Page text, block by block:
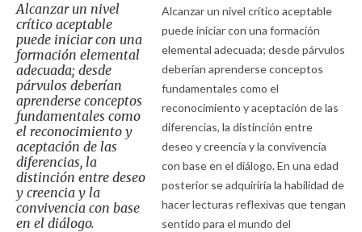
Alcanzar un nivel
crítico aceptable
puede iniciar con una
formación elemental
adecuada; desde
párvulos deberían
aprenderse conceptos
fundamentales como
el reconocimiento y
aceptación de las
diferencias, la
distinción entre deseo
y creencia y la
convivencia con base
en el diálogo.
Alcanzar un nivel crítico aceptable
puede iniciar con una formación
elemental adecuada; desde párvulos
deberían aprenderse conceptos
fundamentales como el
reconocimiento y aceptación de las
diferencias, la distinción entre
deseo y creencia y la convivencia
con base en el diálogo. En una edad
posterior se adquiriría la habilidad de
hacer lecturas reflexivas que tengan
sentido para el mundo del